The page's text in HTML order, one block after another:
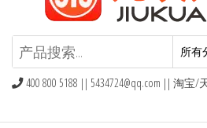
九块九包邮,9块9包
块九官
400 800 5188 || 5434724@qq.com || 淘宝/